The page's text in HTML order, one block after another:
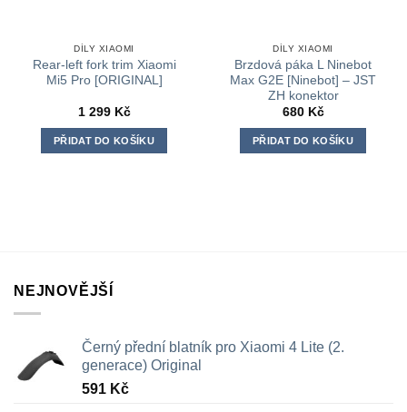
DÍLY XIAOMI
Rear-left fork trim Xiaomi
Mi5 Pro [ORIGINAL]
1 299 Kč
PŘIDAT DO KOŠÍKU
DÍLY XIAOMI
Brzdová páka L Ninebot
Max G2E [Ninebot] – JST
ZH konektor
680 Kč
PŘIDAT DO KOŠÍKU
NEJNOVĚJŠÍ
Černý přední blatník pro Xiaomi 4 Lite (2.
generace) Original
591 Kč